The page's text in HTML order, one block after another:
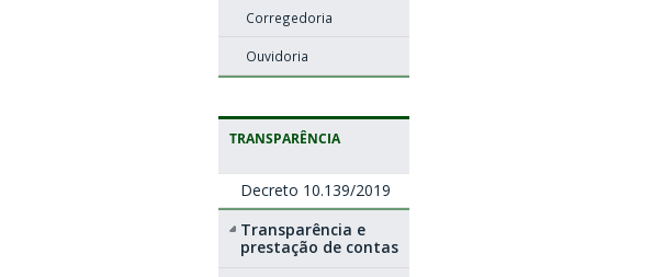
Corregedoria
Ouvidoria
TRANSPARÊNCIA
Decreto 10.139/2019
Transparência e
prestação de contas